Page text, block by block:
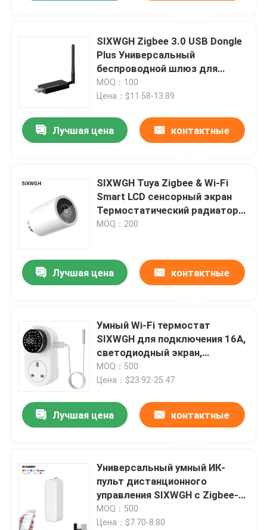
SIXWGH Zigbee 3.0 USB Dongle
Plus Универсальный
беспроводной шлюз для
умного дома с усилением +20
дБм для Home Assistant
MOQ：100
Цена：$11.58-13.89
Лучшая цена контактные
SIXWGH Tuya Zigbee & Wi-Fi
Smart LCD сенсорный экран
Термостатический радиатор
клапан Программируемый
MOQ：200
Лучшая цена контактные
Умный Wi-Fi термостат
SIXWGH для подключения 16А,
светодиодный экран,
управление через приложение/
голос, датчик NTC для
дома и аквариума
MOQ：500
Цена：$23.92-25.47
Лучшая цена контактные
Универсальный умный ИК-
пульт дистанционного
управления SIXWGH с Zigbee-
хабом, работает с Alexa и
Google Home, для гостиниц, с
MOQ：500
Цена：$7.70-8.80